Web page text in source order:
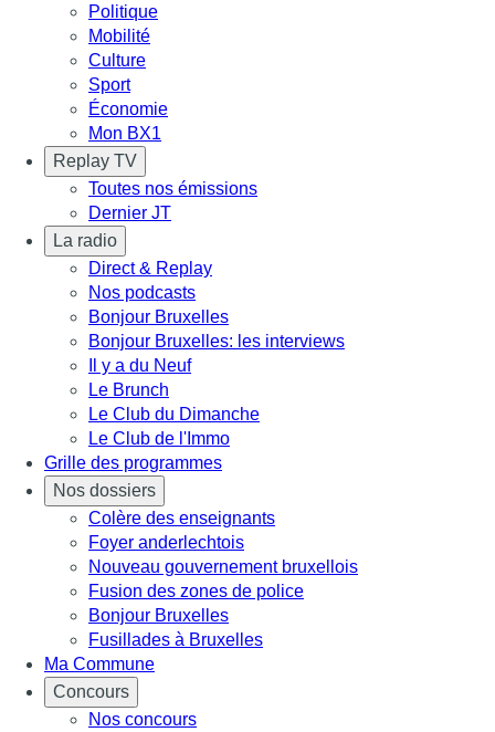
Politique
Mobilité
Culture
Sport
Économie
Mon BX1
Replay TV
Toutes nos émissions
Dernier JT
La radio
Direct & Replay
Nos podcasts
Bonjour Bruxelles
Bonjour Bruxelles: les interviews
Il y a du Neuf
Le Brunch
Le Club du Dimanche
Le Club de l'Immo
Grille des programmes
Nos dossiers
Colère des enseignants
Foyer anderlechtois
Nouveau gouvernement bruxellois
Fusion des zones de police
Bonjour Bruxelles
Fusillades à Bruxelles
Ma Commune
Concours
Nos concours